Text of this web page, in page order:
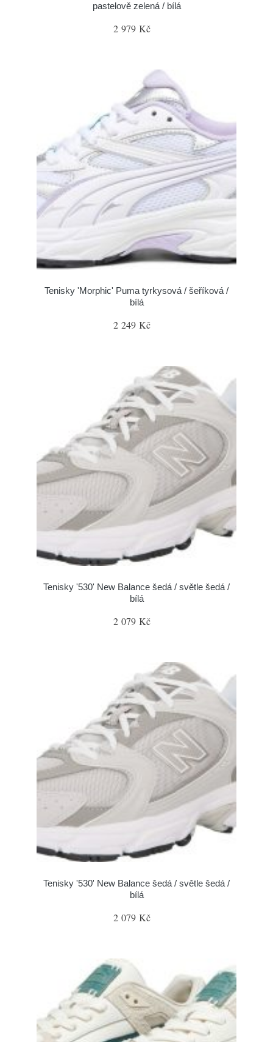
pastelově zelená / bílá
2 979 Kč
Tenisky 'Morphic' Puma tyrkysová / šeříková /
bílá
2 249 Kč
Tenisky '530' New Balance šedá / světle šedá /
bílá
2 079 Kč
Tenisky '530' New Balance šedá / světle šedá /
bílá
2 079 Kč